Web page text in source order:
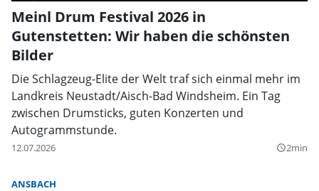
Meinl Drum Festival 2026 in
Gutenstetten: Wir haben die schönsten
Bilder
Die Schlagzeug-Elite der Welt traf sich einmal mehr im
Landkreis Neustadt/Aisch-Bad Windsheim. Ein Tag
zwischen Drumsticks, guten Konzerten und
Autogrammstunde.
12.07.2026 query_builder2min
ANSBACH